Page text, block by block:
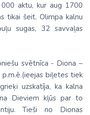
aktu, kur aug 1700
tikai šeit. Olimpa kalnu
sugas, 32 savvaļas
svētnīca - Diona –
biļetes tiek
uzskatīja, ka kalna
Dieviem kļūs par to
Tieši no Dionas